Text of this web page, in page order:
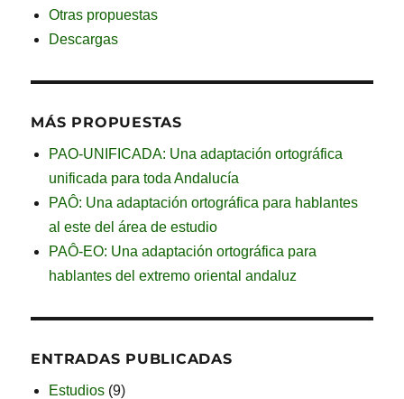
Otras propuestas
Descargas
MÁS PROPUESTAS
PAO-UNIFICADA: Una adaptación ortográfica
unificada para toda Andalucía
PAÔ: Una adaptación ortográfica para hablantes
al este del área de estudio
PAÔ-EO: Una adaptación ortográfica para
hablantes del extremo oriental andaluz
ENTRADAS PUBLICADAS
Estudios(9)